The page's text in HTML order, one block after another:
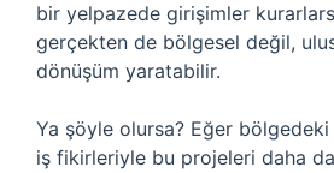
bir yelpazede girişimler
gerçekten de bölgesel değil,
dönüşüm yaratabilir.
Ya şöyle olursa? Eğer
iş fikirleriyle bu projeleri daha